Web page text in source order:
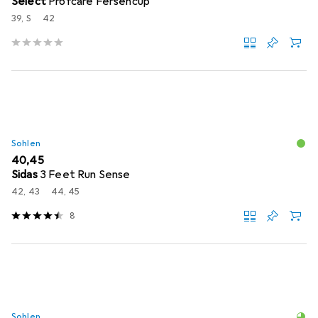
39, S 42
Sohlen
EUR
40,45
Sidas 3 Feet Run Sense
42, 43 44, 45
8